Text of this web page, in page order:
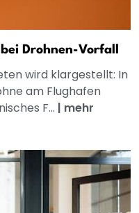
Drohnen-Vorfall
wird klargestellt: In
am Flughafen
F... | mehr